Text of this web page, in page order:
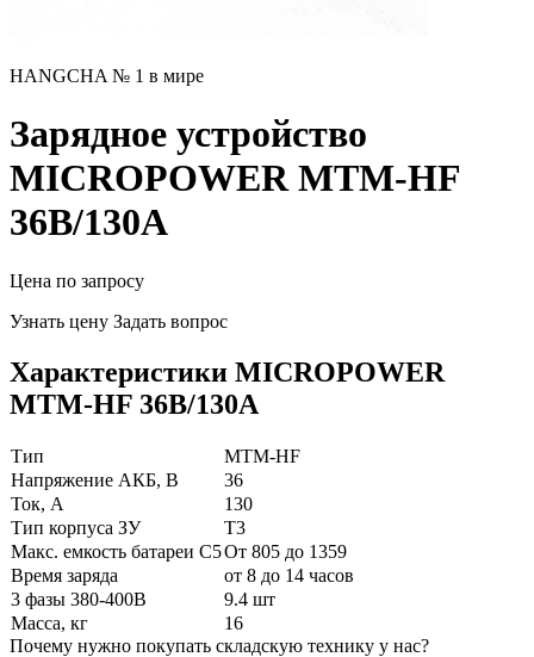
HANGCHA № 1 в мире
Зарядное устройство
MICROPOWER MTM-HF
36В/130А
Цена по запросу
Узнать цену Задать вопрос
Характеристики MICROPOWER
MTM-HF 36В/130А
Тип
MTM-HF
Напряжение АКБ, В
36
Ток, А
130
Тип корпуса ЗУ
T3
Макс. емкость батареи С5От 805 до 1359
Время заряда
от 8 до 14 часов
3 фазы 380-400В
9.4 шт
Масса, кг
16
Почему нужно покупать складскую технику у нас?